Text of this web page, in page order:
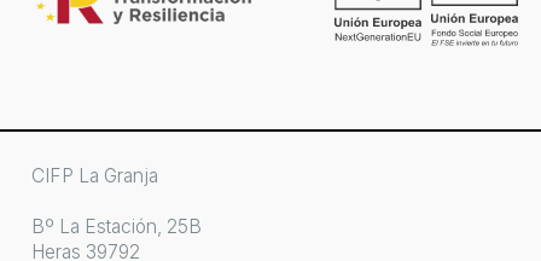
CIFP La Granja
Bº La Estación, 25B
Heras 39792